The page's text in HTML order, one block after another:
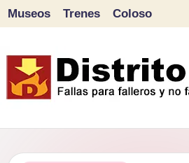
contenido
Museos Trenes Coloso